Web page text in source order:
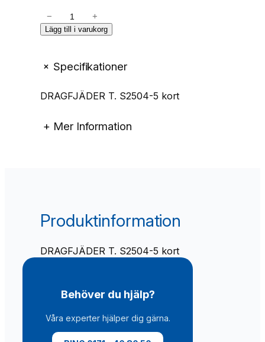
R
F
Ä
0
4
5
m
− +
Lägg till i varukorg
+Specifikationer
DRAGFJÄDER T. S2504-5 kort
+ Mer Information
Produktinformation
DRAGFJÄDER T. S2504-5 kort
Behöver du hjälp?
Våra experter hjälper dig gärna.